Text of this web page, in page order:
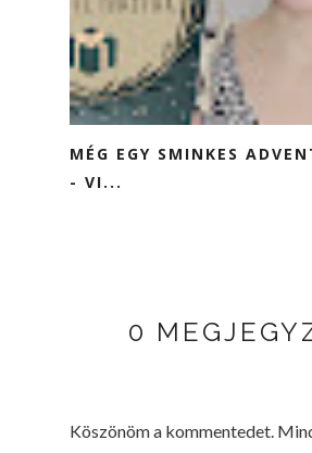
MÉG EGY SMINKES
- VI...
0
Köszönöm a kommentedet.